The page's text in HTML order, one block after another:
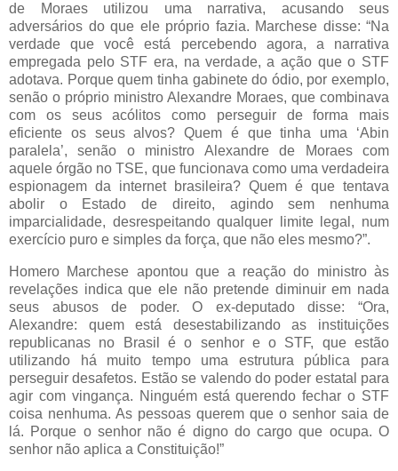
de Moraes utilizou uma narrativa, acusando seus
adversários do que ele próprio fazia. Marchese disse: “Na
verdade que você está percebendo agora, a narrativa
empregada pelo STF era, na verdade, a ação que o STF
adotava. Porque quem tinha gabinete do ódio, por exemplo,
senão o próprio ministro Alexandre Moraes, que combinava
com os seus acólitos como perseguir de forma mais
eficiente os seus alvos? Quem é que tinha uma ‘Abin
paralela’, senão o ministro Alexandre de Moraes com
aquele órgão no TSE, que funcionava como uma verdadeira
espionagem da internet brasileira? Quem é que tentava
abolir o Estado de direito, agindo sem nenhuma
imparcialidade, desrespeitando qualquer limite legal, num
exercício puro e simples da força, que não eles mesmo?”.
Homero Marchese apontou que a reação do ministro às
revelações indica que ele não pretende diminuir em nada
seus abusos de poder. O ex-deputado disse: “Ora,
Alexandre: quem está desestabilizando as instituições
republicanas no Brasil é o senhor e o STF, que estão
utilizando há muito tempo uma estrutura pública para
perseguir desafetos. Estão se valendo do poder estatal para
agir com vingança. Ninguém está querendo fechar o STF
coisa nenhuma. As pessoas querem que o senhor saia de
lá. Porque o senhor não é digno do cargo que ocupa. O
senhor não aplica a Constituição!”